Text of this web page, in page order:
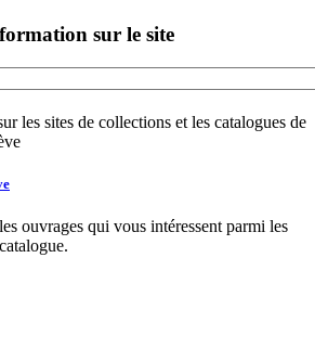
sur le site
les sites de collections et les catalogues de
ouvrages qui vous intéressent parmi les